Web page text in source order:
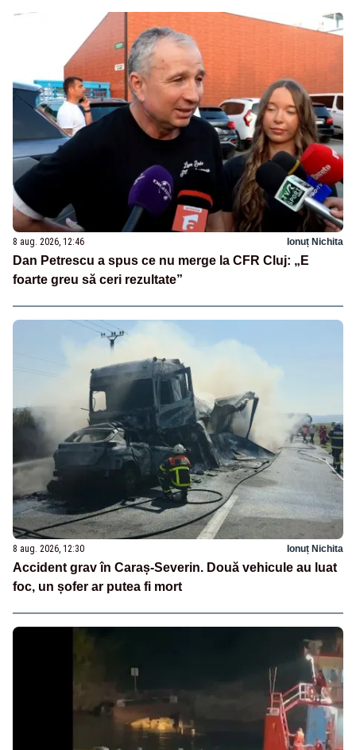
8 aug. 2026, 12:46 Ionuț Nichita
Dan Petrescu a spus ce nu merge la CFR Cluj: „E
foarte greu să ceri rezultate”
8 aug. 2026, 12:30 Ionuț Nichita
Accident grav în Caraș-Severin. Două vehicule au luat
foc, un șofer ar putea fi mort